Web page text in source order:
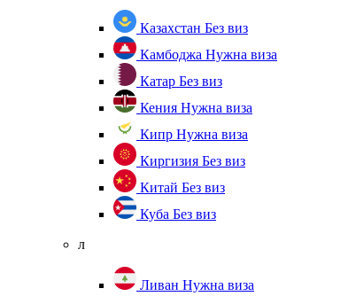
Казахстан Без виз
Камбоджа Нужна виза
Катар Без виз
Кения Нужна виза
Кипр Нужна виза
Киргизия Без виз
Китай Без виз
Куба Без виз
л
Ливан Нужна виза